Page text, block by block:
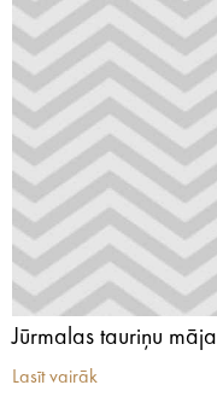
Jūrmalas tauriņu māja
Lasīt vairāk